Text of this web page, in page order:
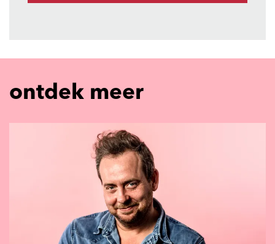
ontdek meer